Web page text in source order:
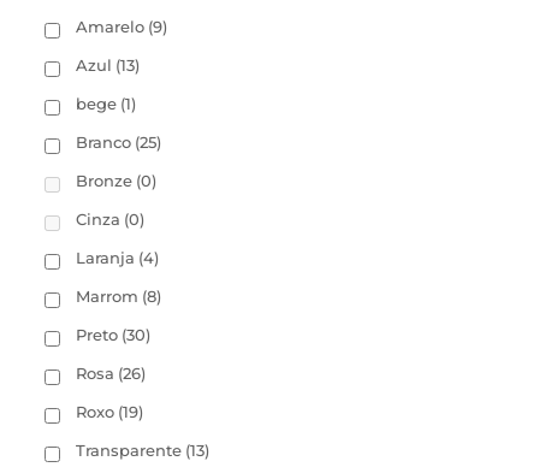
Amarelo (9)
Azul (13)
bege (1)
Branco (25)
Bronze (0)
Cinza (0)
Laranja (4)
Marrom (8)
Preto (30)
Rosa (26)
Roxo (19)
Transparente (13)